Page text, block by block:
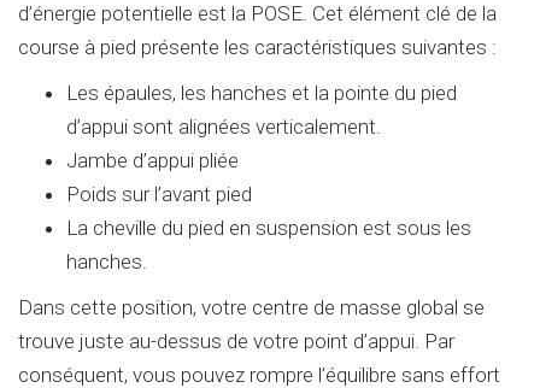
d’énergie potentielle est la POSE. Cet élément clé de la
course à pied présente les caractéristiques suivantes :
Les épaules, les hanches et la pointe du pied
d’appui sont alignées verticalement.
Jambe d’appui pliée
Poids sur l’avant pied
La cheville du pied en suspension est sous les
hanches.
Dans cette position, votre centre de masse global se
trouve juste au-dessus de votre point d’appui. Par
conséquent, vous pouvez rompre l’équilibre sans effort